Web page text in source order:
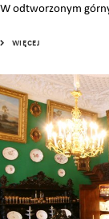
W odtworzonym
WIĘCEJ